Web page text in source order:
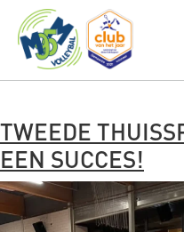
TWEEDE
EEN SUCCES!